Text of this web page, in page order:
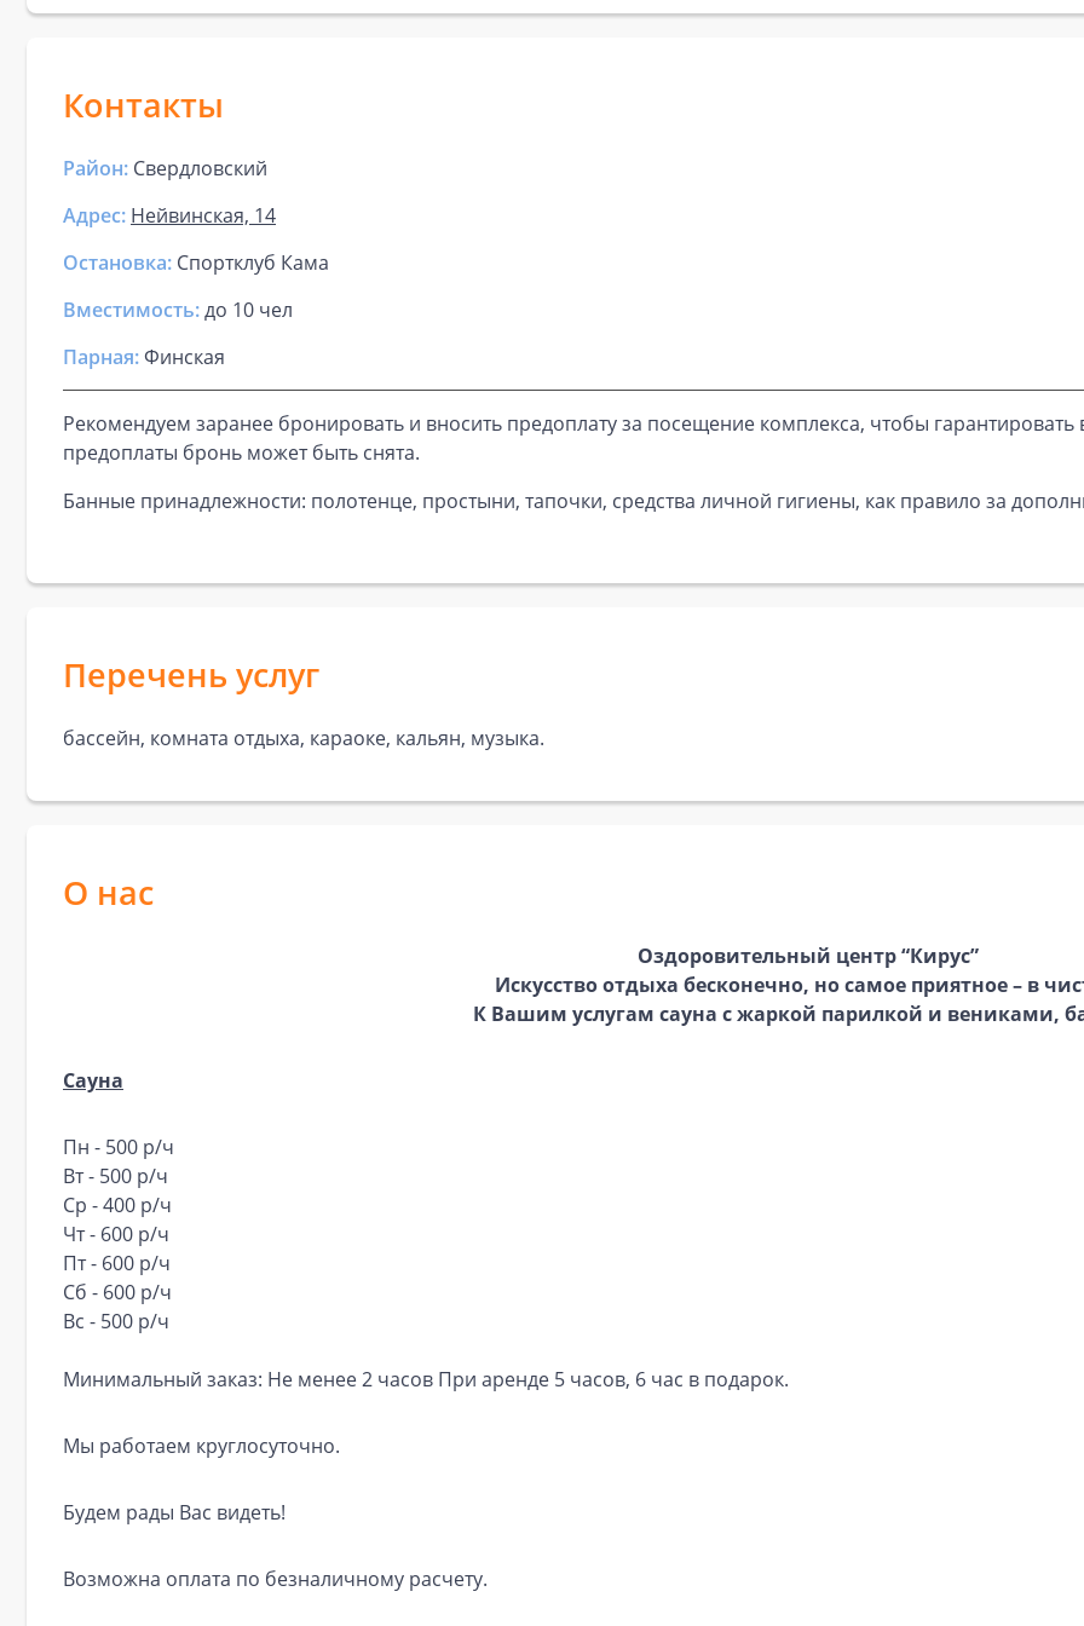
Контакты
Район: Свердловский
Адрес: Нейвинская, 14
Остановка: Спортклуб Кама
Вместимость:до 10 чел
Парная:Финская
Рекомендуем заранее бронировать и вносить предоплату за посещение комплекса, чтобы
предоплаты бронь может быть снята.
Банные принадлежности: полотенце, простыни, тапочки, средства личной гигиены, как правило за
Перечень услуг
бассейн, комната отдыха, караоке, кальян, музыка.
О нас
Оздоровительный центр“Кирус”
Искусство отдыха бесконечно, но самое приятное – в
К Вашим услугам сауна с жаркой парилкой и вениками,
Сауна
Пн - 500 р/ч
Вт - 500 р/ч
Ср - 400 р/ч
Чт - 600 р/ч
Пт - 600 р/ч
Сб - 600 р/ч
Вс - 500 р/ч
Минимальный заказ: Не менее 2 часов При аренде 5 часов, 6 час в подарок.
Мы работаем круглосуточно.
Будем рады Вас видеть!
Возможна оплата по безналичному расчету.